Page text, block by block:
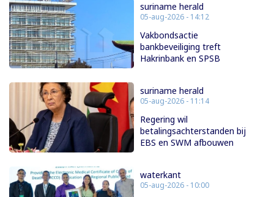
suriname herald
05-aug-2026 - 14:12
Vakbondsactie
bankbeveiliging treft
Hakrinbank en SPSB
suriname herald
05-aug-2026 - 11:14
Regering wil
betalingsachterstanden bij
EBS en SWM afbouwen
waterkant
05-aug-2026 - 10:00